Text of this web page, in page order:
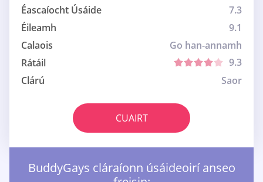
Éascaíocht Úsáide
7.3
Éileamh
9.1
Calaois
Go han-annamh
Rátáil
9.3
Clárú
Saor
CUAIRT
BuddyGays cláraíonn úsáideoirí anseo